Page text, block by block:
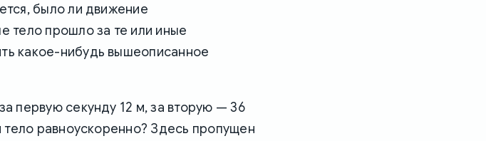
было ли движение
тело прошло за те или иные
какое-нибудь вышеописанное
первую секунду 12 м, за вторую — 36
равноускоренно? Здесь пропущен